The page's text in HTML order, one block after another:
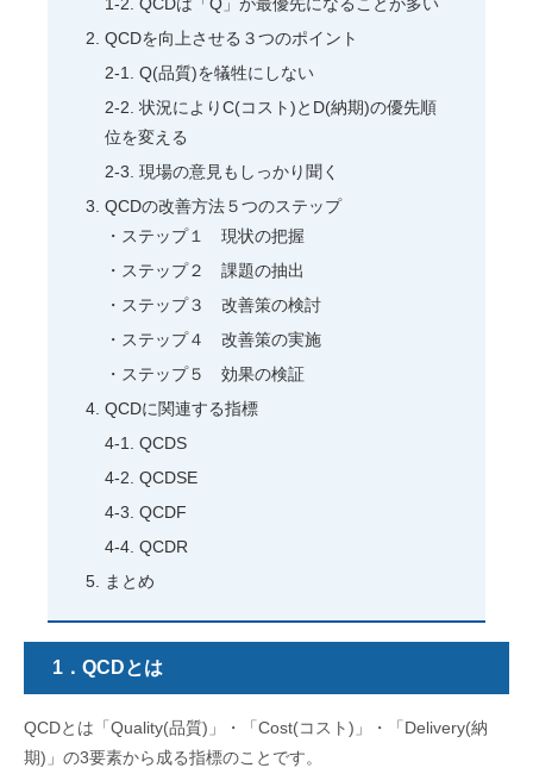
QCDは「Q」が最優先になることが多い
QCDを向上させる３つのポイント
Q(品質)を犠牲にしない
状況によりC(コスト)とD(納期)の優先順
位を変える
現場の意見もしっかり聞く
QCDの改善方法５つのステップ
ステップ１ 現状の把握
ステップ２ 課題の抽出
ステップ３ 改善策の検討
ステップ４ 改善策の実施
ステップ５ 効果の検証
QCDに関連する指標
QCDS
QCDSE
QCDF
QCDR
まとめ
1．QCDとは
QCDとは「Quality(品質)」・「Cost(コスト)」・「Delivery(納
期)」の3要素から成る指標のことです。